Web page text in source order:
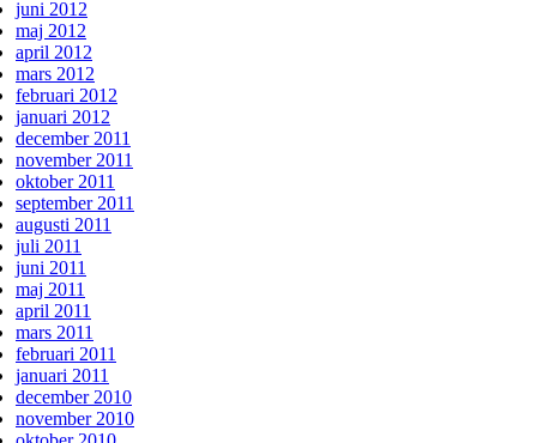
juni 2012
maj 2012
april 2012
mars 2012
februari 2012
januari 2012
december 2011
november 2011
oktober 2011
september 2011
augusti 2011
juli 2011
juni 2011
maj 2011
april 2011
mars 2011
februari 2011
januari 2011
december 2010
november 2010